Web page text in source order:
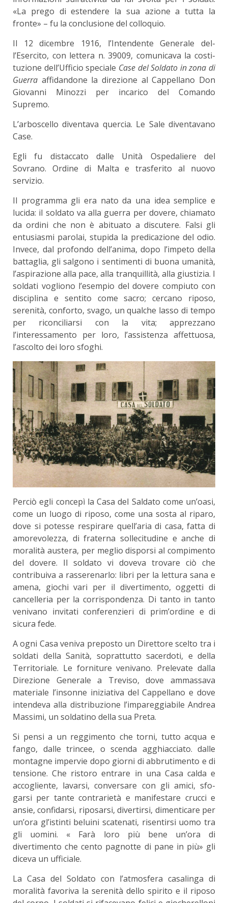
«La prego di estendere la sua azione a tutta la
fronte» – fu la conclusione del colloquio.
Il 12 dicembre 1916, l’Intendente Generale del­
l’Esercito, con lettera n. 39009, comunicava la costi­
tuzione dell’Ufficio speciale Case del Soldato in zona di
Guerra affidandone la direzione al Cappel­lano Don
Giovanni Minozzi per incarico del Comando
Supremo.
L’arboscello diventava quercia. Le Sale diventavano
Case.
Egli fu distaccato dalle Unità Ospedaliere del
Sovrano. Ordine di Malta e trasferito al nuovo
servizio.
Il programma gli era nato da una idea semplice e
lucida: il soldato va alla guerra per dovere, chia­mato
da ordini che non è abituato a discutere. Falsi gli
entusiasmi parolai, stupida la predicazione del odio.
Invece, dal profondo dell’anima, dopo l’im­peto della
battaglia, gli salgono i sentimenti di buo­na umanità,
l’aspirazione alla pace, alla tranquillità, alla giustizia. I
soldati vogliono l’esempio del dovere compiuto con
disciplina e sentito come sacro; cer­cano riposo,
serenità, conforto, svago, un qualche lasso di tempo
per riconciliarsi con la vita; apprezzano
l’interessamento per loro, l’assistenza affet­tuosa,
l’ascolto dei loro sfoghi.
Perciò egli concepì la Casa del Saldato come un’oasi,
come un luogo di riposo, come una sosta al riparo,
dove si potesse respirare quell’aria di casa, fatta di
amorevolezza, di fraterna sollecitu­dine e anche di
moralità austera, per meglio di­sporsi al compimento
del dovere. Il soldato vi do­veva trovare ciò che
contribuiva a rasserenarlo: libri per la lettura sana e
amena, giochi vari per il divertimento, oggetti di
cancelleria per la cor­rispondenza. Di tanto in tanto
venivano invitati conferenzieri di prim’ordine e di
sicura fede.
A ogni Casa veniva preposto un Direttore scel­to tra i
soldati della Sanità, soprattutto sacerdoti, e della
Territoriale. Le forniture venivano. Prele­vate dalla
Direzione Generale a Treviso, dove am­massava
materiale l’insonne iniziativa del Cappel­lano e dove
intendeva alla distribuzione l’impareg­giabile Andrea
Massimi, un soldatino della sua Preta.
Si pensi a un reggimento che torni, tutto acqua e
fango, dalle trincee, o scenda agghiacciato. dalle
montagne impervie dopo giorni di abbrutimento e di
tensione. Che ristoro entrare in una Casa calda e
accogliente, lavarsi, conversare con gli amici, sfo­
garsi per tante contrarietà e manifestare crucci e
ansie, confidarsi, riposarsi, divertirsi, dimenticare per
un’ora gl’istinti beluini scatenati, risentirsi uomo tra
gli uomini. « Farà loro più bene un’ora di
divertimento che cento pagnotte di pane in più» ­gli
diceva un ufficiale.
La Casa del Soldato con l’atmosfera casalinga di
moralità favoriva la serenità dello spirito e il riposo